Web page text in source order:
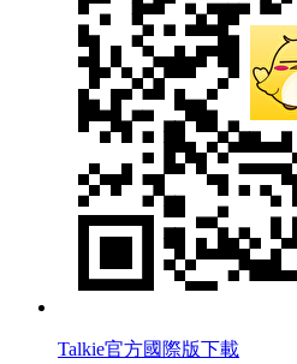
Talkie官方國際版下載